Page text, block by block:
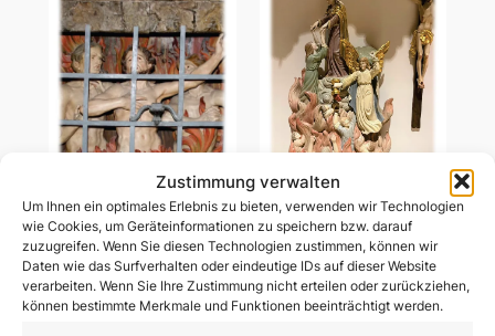
Zustimmung verwalten
Um Ihnen ein optimales Erlebnis zu bieten, verwenden wir Technologien
wie Cookies, um Geräteinformationen zu speichern bzw. darauf
zuzugreifen. Wenn Sie diesen Technologien zustimmen, können wir
Daten wie das Surfverhalten oder eindeutige IDs auf dieser Website
verarbeiten. Wenn Sie Ihre Zustimmung nicht erteilen oder zurückziehen,
können bestimmte Merkmale und Funktionen beeinträchtigt werden.
Ablass-Gebetsbildchen
(Motiv C: Dießen)
5,00€
Ablass-Gebetsbildchen
(Motiv D: Maria
Vesperbild)